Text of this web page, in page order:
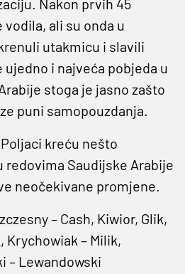
Nakon prvih 45
ali su onda u
utakmicu i slavili
ujedno i najveća pobjeda u
stoga je jasno zašto
puni samopouzdanja.
kreću nešto
redovima Saudijske Arabije
neočekivane promjene.
– Cash, Kiwior, Glik,
Krychowiak – Milik,
– Lewandowski